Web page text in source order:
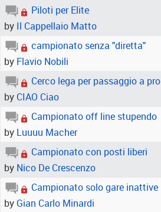
Piloti per Elite
by Il Cappellaio Matto
campionato senza "diretta"
by Flavio Nobili
Cerco lega per passaggio a pro
by CIAO Ciao
Campionato off line stupendo
by Luuuu Macher
Campionato con posti liberi
by Nico De Crescenzo
Campionato solo gare inattive
by Gian Carlo Minardi